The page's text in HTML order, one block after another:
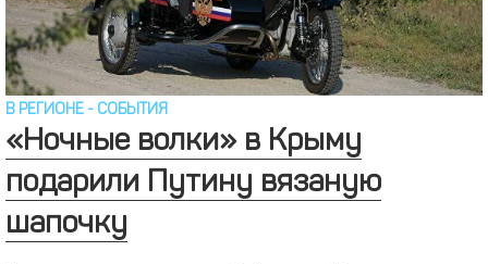
В РЕГИОНЕ - СОБЫТИЯ
«Ночные волки» в Крыму
подарили Путину вязаную
шапочку